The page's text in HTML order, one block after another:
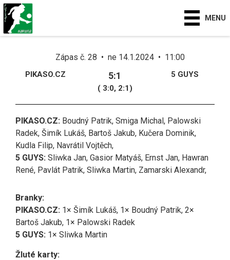
MENU
Zápas č. 28 • ne 14.1.2024 • 11:00
PIKASO.CZ 5:1
( 3:0, 2:1)
5 GUYS
PIKASO.CZ: Boudný Patrik, Smiga Michal, Palowski
Radek, Šimík Lukáš, Bartoš Jakub, Kučera Dominik,
Kudla Filip, Navrátil Vojtěch,
5 GUYS: Sliwka Jan, Gasior Matyáš, Ernst Jan, Hawran
René, Pavlát Patrik, Sliwka Martin, Zamarski Alexandr,
Branky:
PIKASO.CZ: 1× Šimík Lukáš, 1× Boudný Patrik, 2×
Bartoš Jakub, 1× Palowski Radek
5 GUYS: 1× Sliwka Martin
Žluté karty: